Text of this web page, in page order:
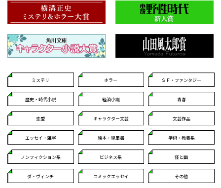
ミステリ ホラー ＳＦ・ファンタジー
歴史・時代小説 経済小説 青春
恋愛 キャラクター文芸 文芸作品
エッセイ・雑学 絵本・児童書 学術・教養系
ノンフィクション系 ビジネス系 怪と幽
ダ・ヴィンチ コミックエッセイ その他